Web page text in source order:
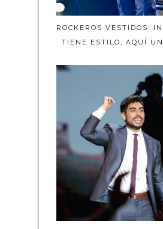
ROCKEROS VESTIDOS:
TIENE ESTILO, AQUÍ